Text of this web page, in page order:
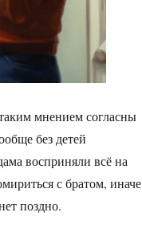
мнением согласны
без детей
восприняли всё на
с братом, иначе
поздно.